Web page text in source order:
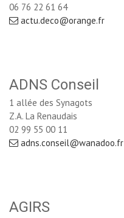
06 76 22 61 64
actu.deco@orange.fr
ADNS Conseil
1 allée des Synagots
Z.A. La Renaudais
02 99 55 00 11
adns.conseil@wanadoo.fr
AGIRS